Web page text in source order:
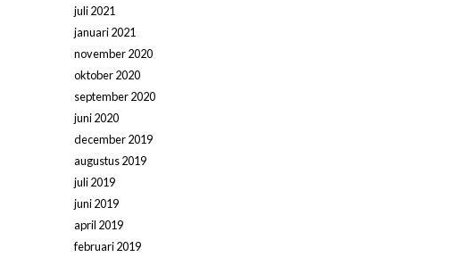
juli 2021
januari 2021
november 2020
oktober 2020
september 2020
juni 2020
december 2019
augustus 2019
juli 2019
juni 2019
april 2019
februari 2019